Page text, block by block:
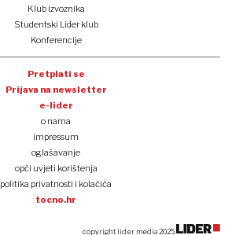
Klub izvoznika
Studentski Lider klub
Konferencije
Pretplati se
Prijava na newsletter
e-lider
o nama
impressum
oglašavanje
opći uvjeti korištenja
politika privatnosti i kolačića
tocno.hr
copyright lider media 2025.